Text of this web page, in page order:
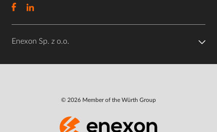
Enexon Sp. z o.o.
© 2026 Member of the Würth Group